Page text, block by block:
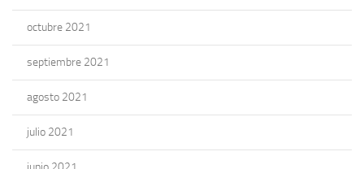
octubre 2021
septiembre 2021
agosto 2021
julio 2021